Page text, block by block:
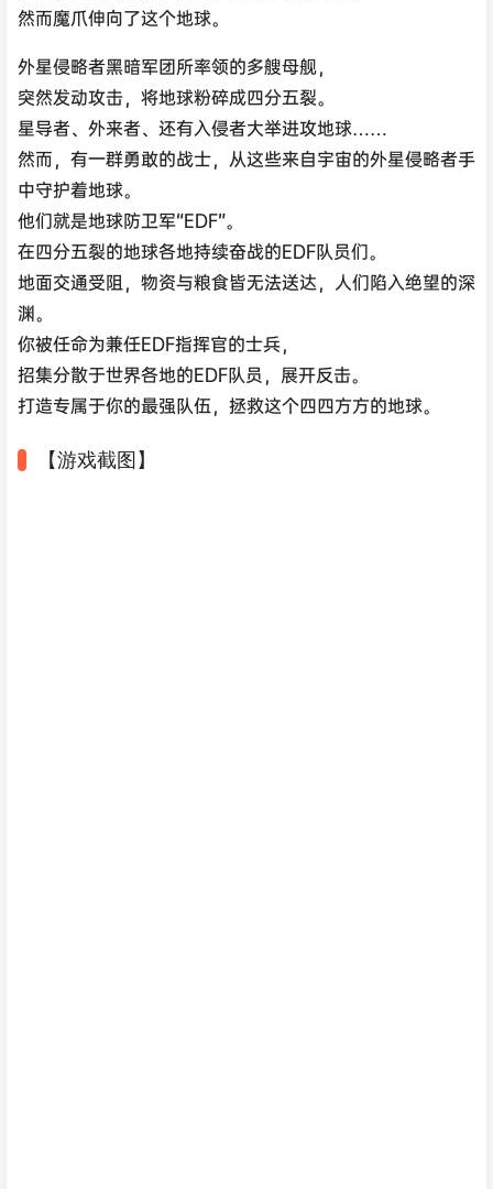
然而魔爪伸向了这个地球。
外星侵略者黑暗军团所率领的多艘母舰，
突然发动攻击，将地球粉碎成四分五裂。
星导者、外来者、还有入侵者大举进攻地球……
然而，有一群勇敢的战士，从这些来自宇宙的外星侵略者手
中守护着地球。
他们就是地球防卫军“EDF”。
在四分五裂的地球各地持续奋战的EDF队员们。
地面交通受阻，物资与粮食皆无法送达，人们陷入绝望的深
渊。
你被任命为兼任EDF指挥官的士兵，
招集分散于世界各地的EDF队员，展开反击。
打造专属于你的最强队伍，拯救这个四四方方的地球。
【游戏截图】